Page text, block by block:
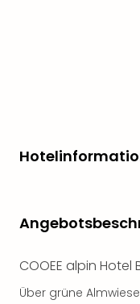
COOEE alpin Hotel
Über grüne